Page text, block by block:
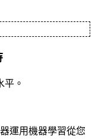
平。
運用機器學習從您